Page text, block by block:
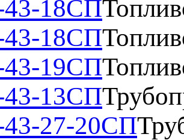
43-18СП
43-18СП
43-19СП
43-13СП
43-27-20СП